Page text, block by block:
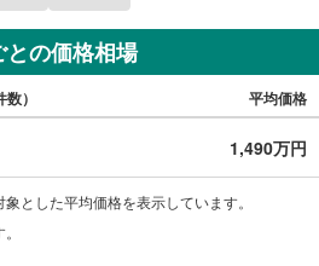
の価格相場
） 平均価格
1,490万円
とした平均価格を表示しています。